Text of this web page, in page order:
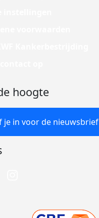
hoogte
je in voor de nieuwsbrief